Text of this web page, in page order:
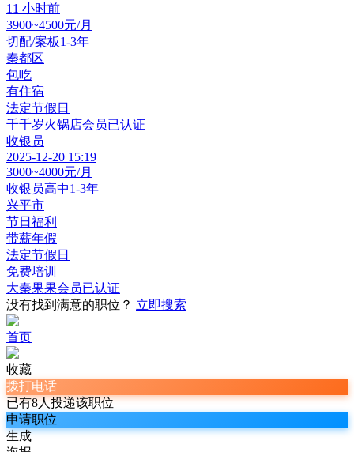
11 小时前
3900~4500元/月
切配/案板1-3年
秦都区
包吃
有住宿
法定节假日
千千岁火锅店会员已认证
收银员
2025-12-20 15:19
3000~4000元/月
收银员高中1-3年
兴平市
节日福利
带薪年假
法定节假日
免费培训
大秦果果会员已认证
没有找到满意的职位？ 立即搜索
首页
收藏
拨打电话
已有8人投递该职位
申请职位
生成